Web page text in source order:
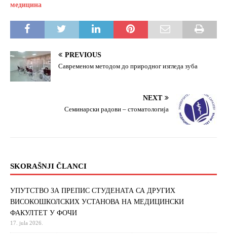
o
e
медицина
PREVIOUS
Савременом методом до природног изгледа зуба
NEXT
Семинарски радови – стоматологија
SKORAŠNJI ČLANCI
УПУТСТВО ЗА ПРЕПИС СТУДЕНАТА СА ДРУГИХ
ВИСОКОШКОЛСКИХ УСТАНОВА НА МЕДИЦИНСКИ
ФАКУЛТЕТ У ФОЧИ
17. jula 2026.